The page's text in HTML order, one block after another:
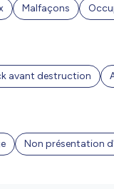
Malfaçons
avant destruction
Non présentation